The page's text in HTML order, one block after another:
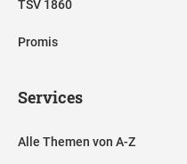
TSV 1860
Promis
Services
Alle Themen von A-Z